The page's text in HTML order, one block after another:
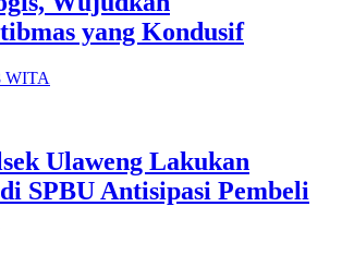
yang Kondusif
WITA
Ulaweng Lakukan
SPBU Antisipasi Pembeli